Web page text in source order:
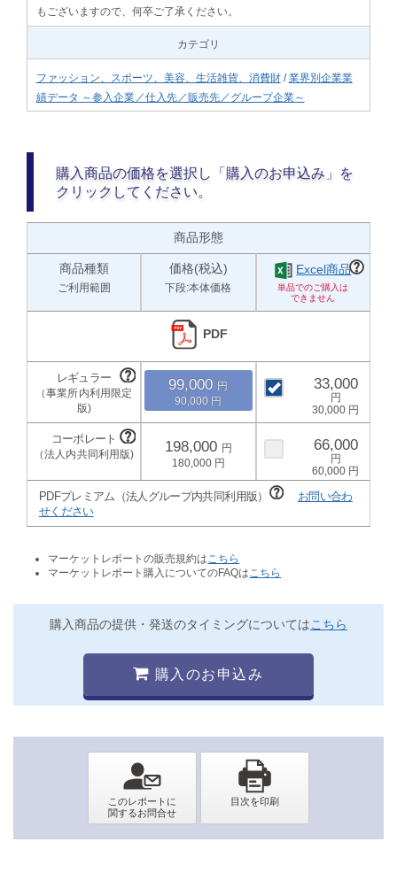
もございますので、何卒ご了承ください。
カテゴリ
ファッション、スポーツ、美容、生活雑貨、消費財/業界別企業業
績データ ～参入企業／仕入先／販売先／グループ企業～
購入商品の価格を選択し「購入のお申込み」を
クリックしてください。
商品形態
商品種類
ご利用範囲
価格(税込)
下段:本体価格
Excel商品
PDF
99,000
90,000
33,000
30,000
198,000
180,000
66,000
60,000
PDFプレミアム（法人グループ内共同利用版）
お問い合わ
せください
マーケットレポートの販売規約は こちら
マーケットレポート購入についてのFAQは こちら
購入商品の提供・発送のタイミングについてはこちら
購入のお申込み